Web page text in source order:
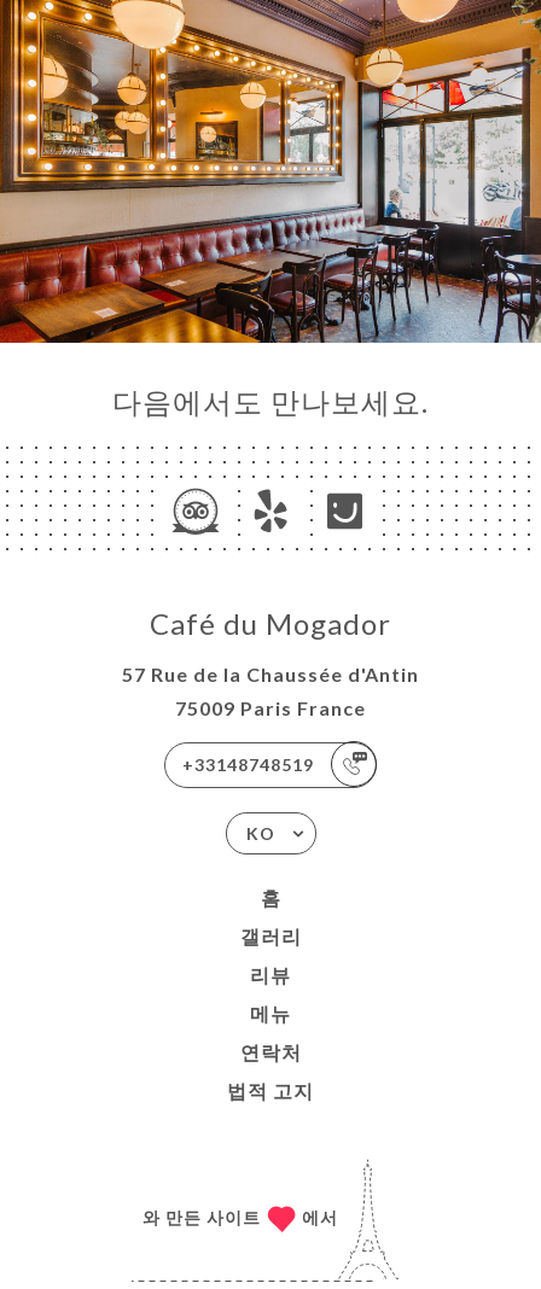
다음에서도 만나보세요.
Café du Mogador
57 Rue de la Chaussée d'Antin
75009 Paris France
+33148748519
KO
홈
갤러리
리뷰
메뉴
연락처
법적 고지
와 만든 사이트 에서